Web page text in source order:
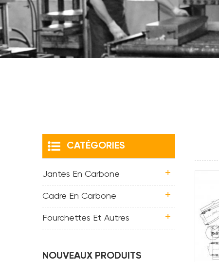
CATÉGORIES
Jantes En Carbone
Cadre En Carbone
Fourchettes Et Autres
NOUVEAUX PRODUITS